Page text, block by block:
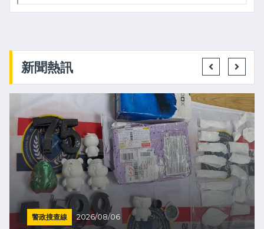
新聞熱訊
警政搜查線 2026/08/06